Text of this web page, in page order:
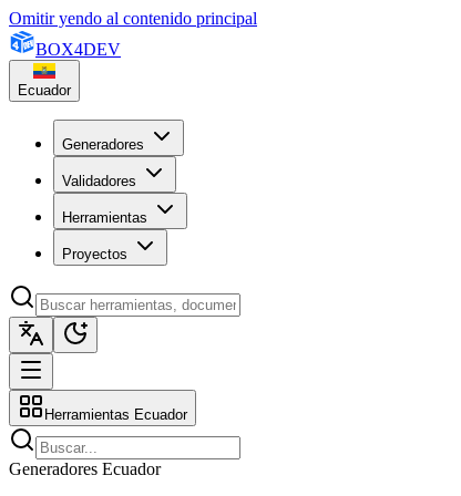
Omitir yendo al contenido principal
BOX4DEV
Ecuador
Generadores
Validadores
Herramientas
Proyectos
Herramientas Ecuador
Generadores Ecuador